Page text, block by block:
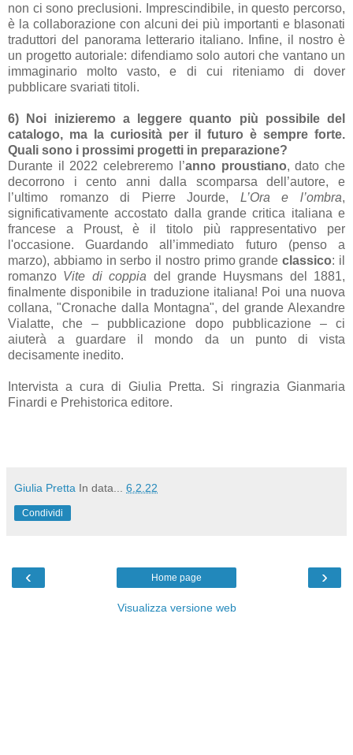
non ci sono preclusioni. Imprescindibile, in questo percorso,
è la collaborazione con alcuni dei più importanti e blasonati
traduttori del panorama letterario italiano. Infine, il nostro è
un progetto autoriale: difendiamo solo autori che vantano un
immaginario molto vasto, e di cui riteniamo di dover
pubblicare svariati titoli.
6) Noi inizieremo a leggere quanto più possibile del
catalogo, ma la curiosità per il futuro è sempre forte.
Quali sono i prossimi progetti in preparazione?
Durante il 2022 celebreremo l’anno proustiano, dato che
decorrono i cento anni dalla scomparsa dell’autore, e
l’ultimo romanzo di Pierre Jourde, L’Ora e l’ombra,
significativamente accostato dalla grande critica italiana e
francese a Proust, è il titolo più rappresentativo per
l'occasione. Guardando all’immediato futuro (penso a
marzo), abbiamo in serbo il nostro primo grandeclassico: il
romanzo Vite di coppia del grande Huysmans del 1881,
finalmente disponibile in traduzione italiana! Poi una nuova
collana, "Cronache dalla Montagna", del grande Alexandre
Vialatte, che – pubblicazione dopo pubblicazione – ci
aiuterà a guardare il mondo da un punto di vista
decisamente inedito.
Intervista a cura di Giulia Pretta. Si ringrazia Gianmaria
Finardi e Prehistorica editore.
Giulia Pretta In data... 6.2.22
Condividi
‹ ›
Home page
Visualizza versione web